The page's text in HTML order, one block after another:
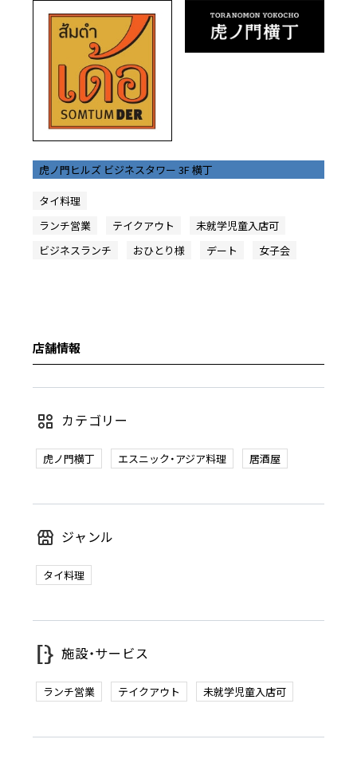
虎ノ門ヒルズ ビジネスタワー 3F 横丁
タイ料理
ランチ営業
テイクアウト
未就学児童入店可
ビジネスランチ
おひとり様 デート 女子会
店舗情報
カテゴリー
虎ノ門横丁 エスニック・アジア料理 居酒屋
ジャンル
タイ料理
施設・サービス
ランチ営業 テイクアウト 未就学児童入店可